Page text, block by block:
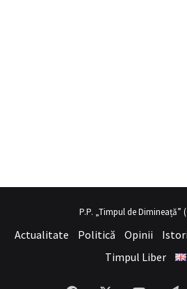
hayalini kurduğu seksi
P.P. „Timpul de Dimineață”
Actualitate Politică Opinii
Timpul Liber